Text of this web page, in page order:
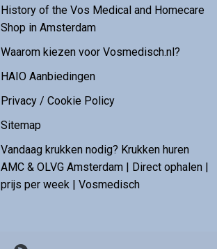
History of the Vos Medical and Homecare
Shop in Amsterdam
Waarom kiezen voor Vosmedisch.nl?
HAIO Aanbiedingen
Privacy / Cookie Policy
Sitemap
Vandaag krukken nodig? Krukken huren
AMC & OLVG Amsterdam | Direct ophalen |
prijs per week | Vosmedisch